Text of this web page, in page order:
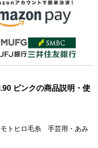
ピンクの商品説明・使
モトヒロ毛糸 手芸用・あみ